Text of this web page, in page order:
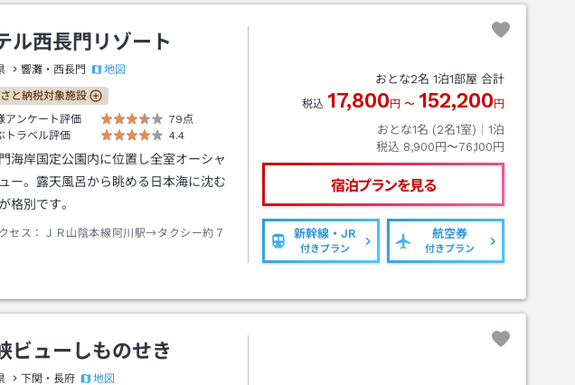
ル西長門リゾート
響灘・西長門 地図
と納税対象施設
アンケート評価
79点
トラベル評価
4.4
海岸国定公園内に位置し全室オーシャ
ー。露天風呂から眺める日本海に沈む
格別です。
セス：
ＪＲ山陰本線阿川駅→タクシー約７
おとな2名 1泊1部屋 合計
税込 17,800 円 〜 152,200 円
おとな1名 (2名1室)｜ 1泊
税込 8,900円〜76,100円
宿泊プランを見る
新幹線・JR
付きプラン
航空券
付きプラン
ビューしものせき
下関・長府 地図